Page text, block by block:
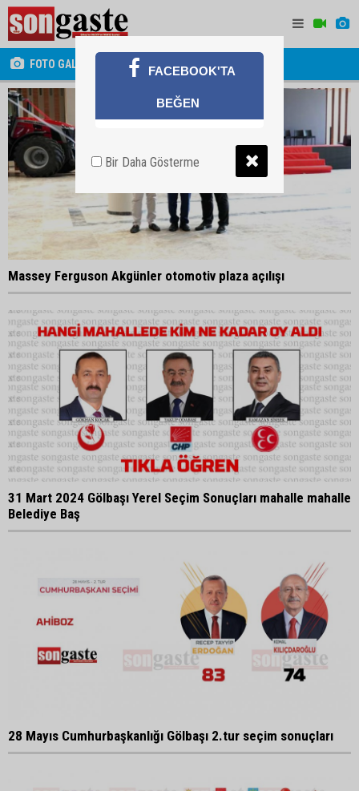
FOTO GALERİ
Massey Ferguson Akgünler otomotiv plaza açılışı
31 Mart 2024 Gölbaşı Yerel Seçim Sonuçları mahalle mahalle
Belediye Baş
28 Mayıs Cumhurbaşkanlığı Gölbaşı 2.tur seçim sonuçları
FACEBOOK'TA
BEĞEN
Bir Daha Gösterme